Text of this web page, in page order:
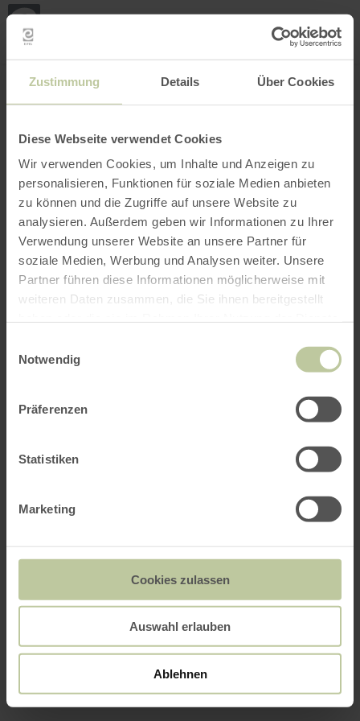
Zustimmung Details Über Cookies
Diese Webseite verwendet Cookies
Wir verwenden Cookies, um Inhalte und Anzeigen zu
personalisieren, Funktionen für soziale Medien anbieten
zu können und die Zugriffe auf unsere Website zu
analysieren. Außerdem geben wir Informationen zu Ihrer
Verwendung unserer Website an unsere Partner für
soziale Medien, Werbung und Analysen weiter. Unsere
Partner führen diese Informationen möglicherweise mit
weiteren Daten zusammen, die Sie ihnen bereitgestellt
Notwendig
Präferenzen
Statistiken
Marketing
Cookies zulassen
Auswahl erlauben
Ablehnen
INTERACTIEVE KAART
Mijn
Filter openen